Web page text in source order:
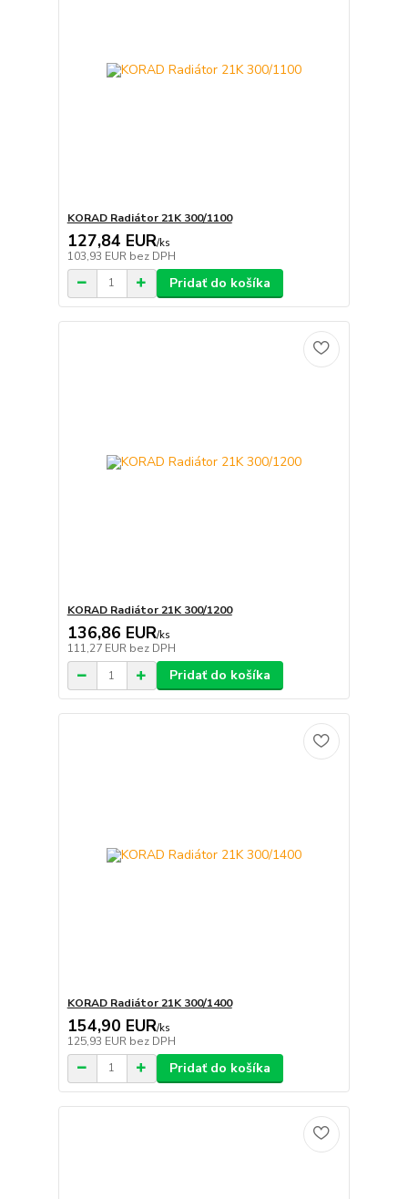
KORAD Radiátor 21K 300/1100
127,84 EUR/ks
103,93 EUR bez DPH
Pridať do košíka
KORAD Radiátor 21K 300/1200
136,86 EUR/ks
111,27 EUR bez DPH
Pridať do košíka
KORAD Radiátor 21K 300/1400
154,90 EUR/ks
125,93 EUR bez DPH
Pridať do košíka